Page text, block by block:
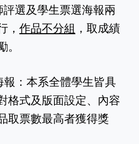
選及學生票選海報兩
， 作品不分組 ，取成績
：本系全體學生皆具
格式及版面設定、內容
取票數最高者獲得獎